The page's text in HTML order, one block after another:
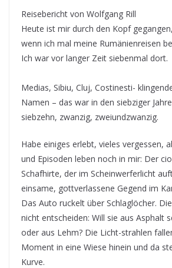
Reisebericht von Wolfgang Rill
Heute ist mir durch den Kopf
wenn ich mal meine Rumänienreisen
Ich war vor langer Zeit siebenmal dort.
Medias, Sibiu, Cluj, Costinesti-
Namen – das war in den siebziger
siebzehn, zwanzig, zweiundzwanzig.
Habe einiges erlebt, vieles vergessen,
und Episoden leben noch in mir: Der
Schafhirte, der im Scheinwerferlicht
einsame, gottverlassene Gegend im
Das Auto ruckelt über Schlaglöcher.
nicht entscheiden: Will sie aus Asphalt
oder aus Lehm? Die Licht-strahlen
Moment in eine Wiese hinein und da
Kurve.